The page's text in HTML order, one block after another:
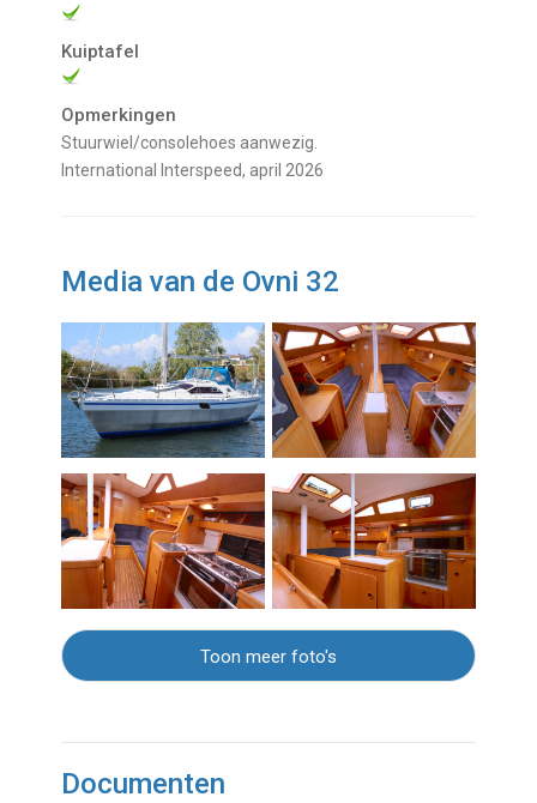
Kuiptafel
Opmerkingen
Stuurwiel/consolehoes aanwezig.
International Interspeed, april 2026
Media van de Ovni 32
Toon meer foto's
Documenten